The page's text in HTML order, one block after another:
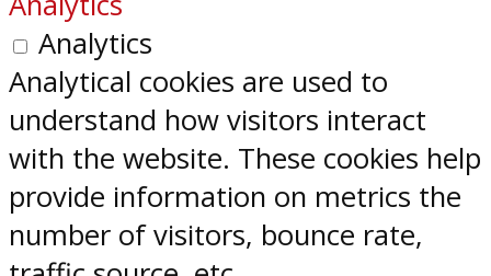
Analytics
Analytical cookies are used to
understand how visitors interact
with the website. These cookies help
provide information on metrics the
number of visitors, bounce rate,